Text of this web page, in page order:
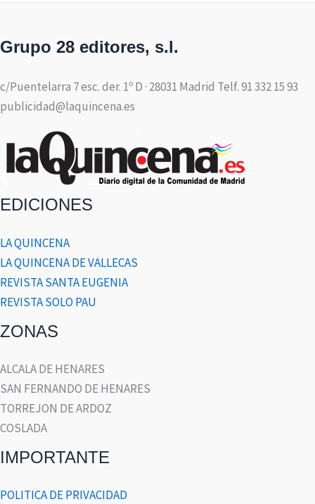
Grupo 28 editores, s.l.
c/Puentelarra 7 esc. der. 1º D · 28031 Madrid Telf. 91 332 15 93
publicidad@laquincena.es
EDICIONES
LA QUINCENA
LA QUINCENA DE VALLECAS
REVISTA SANTA EUGENIA
REVISTA SOLO PAU
ZONAS
ALCALA DE HENARES
SAN FERNANDO DE HENARES
TORREJON DE ARDOZ
COSLADA
IMPORTANTE
POLITICA DE PRIVACIDAD